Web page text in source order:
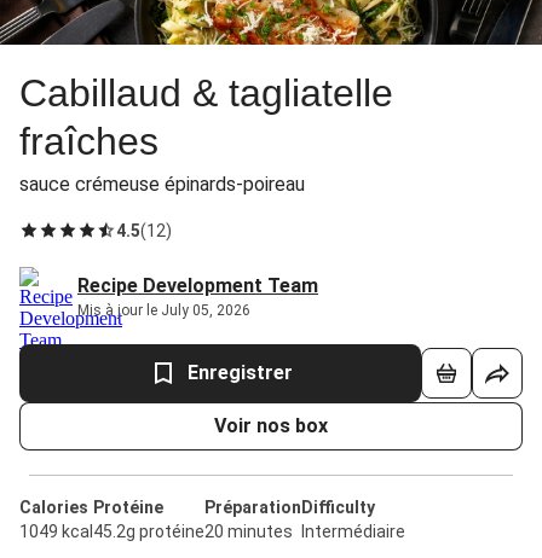
Cabillaud & tagliatelle
fraîches
sauce crémeuse épinards-poireau
4.5(12)
Recipe Development Team
Mis à jour le July 05, 2026
Enregistrer
Voir nos box
Calories
1049 kcal
Protéine
45.2g protéine
Préparation
20 minutes
Difficulty
Intermédiaire